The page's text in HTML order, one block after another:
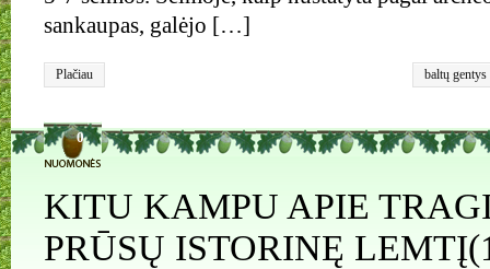
sankaupas, galėjo […]
Plačiau baltų gentys
0
KITU KAMPU APIE
PRŪSŲ ISTORINĘ